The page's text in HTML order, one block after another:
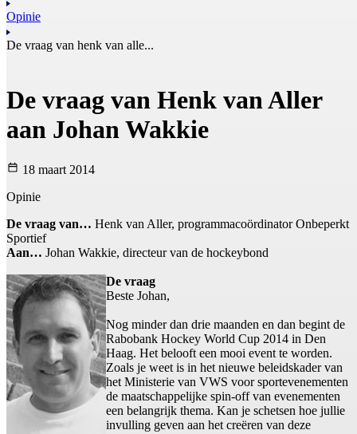
Opinie
De vraag van henk van alle...
De vraag van Henk van Aller
aan Johan Wakkie
18 maart 2014
Opinie
De vraag van… Henk van Aller, programmacoördinator Onbeperkt
Sportief
Aan… Johan Wakkie, directeur van de hockeybond
De vraag
Beste Johan,
Nog minder dan drie maanden en dan begint de
Rabobank Hockey World Cup 2014 in Den
Haag. Het belooft een mooi event te worden.
Zoals je weet is in het nieuwe beleidskader van
het Ministerie van VWS voor sportevenementen
de maatschappelijke spin-off van evenementen
een belangrijk thema. Kan je schetsen hoe jullie
invulling geven aan het creëren van deze